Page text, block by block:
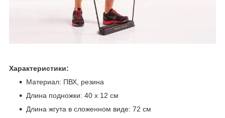
Характеристики:
Материал: ПВХ, резина
Длина подножки: 40 х 12 см
Длина жгута в сложенном виде: 72 см